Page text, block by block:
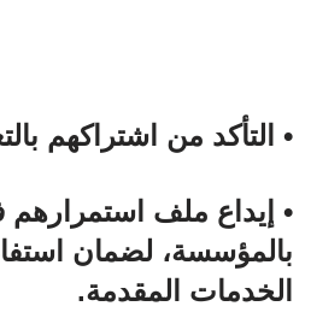
• التأكد من اشتراكهم
• إيداع ملف استمرارهم
بالمؤسسة، لضمان
الخدمات المقدمة.